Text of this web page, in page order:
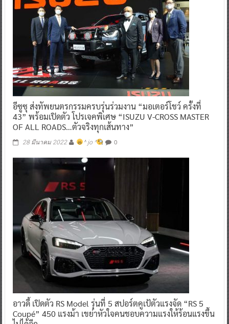
อีซูซุ ส่งทัพยนตรกรรมครบรุ่นร่วมงาน “มอเตอร์โชว์ ครั้งที่
43” พร้อมเปิดตัว โปรเจคพิเศษ “ISUZU V-CROSS MASTER
OF ALL ROADS…ตัวจริงทุกเส้นทาง”
28 มีนาคม 2022 ^ jo ^ 0
อาวดี้ เปิดตัว RS Model รุ่นที่ 5 สปอร์ตคูเป้ตัวแรงจัด “RS 5
Coupé” 450 แรงม้า เขย่าหัวใจคนชอบความแรงให้ร้อนแรงขึ้น